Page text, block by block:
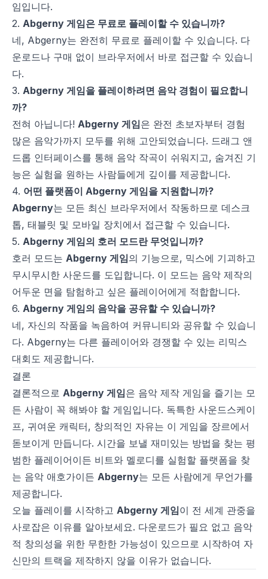
임입니다.
2. Abgerny 게임은 무료로 플레이할 수 있습니까?
네, Abgerny는 완전히 무료로 플레이할 수 있습니다. 다
운로드나 구매 없이 브라우저에서 바로 접근할 수 있습니
다.
3. Abgerny 게임을 플레이하려면 음악 경험이 필요합니
까?
전혀 아닙니다! Abgerny 게임은 완전 초보자부터 경험
많은 음악가까지 모두를 위해 고안되었습니다. 드래그 앤
드롭 인터페이스를 통해 음악 작곡이 쉬워지고, 숨겨진 기
능은 실험을 원하는 사람들에게 깊이를 제공합니다.
4. 어떤 플랫폼이 Abgerny 게임을 지원합니까?
Abgerny는 모든 최신 브라우저에서 작동하므로 데스크
톱, 태블릿 및 모바일 장치에서 접근할 수 있습니다.
5. Abgerny 게임의 호러 모드란 무엇입니까?
호러 모드는 Abgerny 게임의 기능으로, 믹스에 기괴하고
무시무시한 사운드를 도입합니다. 이 모드는 음악 제작의
어두운 면을 탐험하고 싶은 플레이어에게 적합합니다.
6. Abgerny 게임의 음악을 공유할 수 있습니까?
네, 자신의 작품을 녹음하여 커뮤니티와 공유할 수 있습니
다. Abgerny는 다른 플레이어와 경쟁할 수 있는 리믹스
대회도 제공합니다.
결론
결론적으로 Abgerny 게임은 음악 제작 게임을 즐기는 모
든 사람이 꼭 해봐야 할 게임입니다. 독특한 사운드스케이
프, 귀여운 캐릭터, 창의적인 자유는 이 게임을 장르에서
돋보이게 만듭니다. 시간을 보낼 재미있는 방법을 찾는 평
범한 플레이어이든 비트와 멜로디를 실험할 플랫폼을 찾
는 음악 애호가이든 Abgerny는 모든 사람에게 무언가를
제공합니다.
오늘 플레이를 시작하고 Abgerny 게임이 전 세계 관중을
사로잡은 이유를 알아보세요. 다운로드가 필요 없고 음악
적 창의성을 위한 무한한 가능성이 있으므로 시작하여 자
신만의 트랙을 제작하지 않을 이유가 없습니다.